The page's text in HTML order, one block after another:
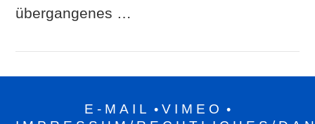
übergangenes …
E-MAIL • VIMEO •